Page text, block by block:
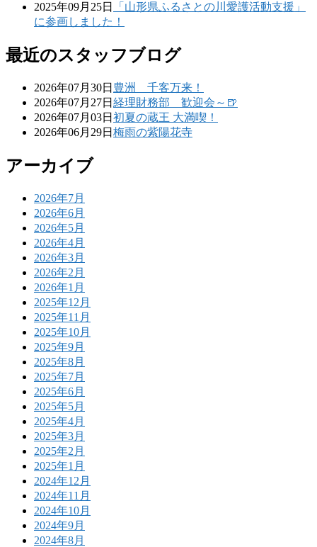
2025年09月25日
「山形県ふるさとの川愛護活動支援」
に参画しました！
最近のスタッフブログ
2026年07月30日 豊洲 千客万来！
2026年07月27日 経理財務部 歓迎会～🍺
2026年07月03日 初夏の蔵王 大満喫！
2026年06月29日 梅雨の紫陽花寺
アーカイブ
2026年7月
2026年6月
2026年5月
2026年4月
2026年3月
2026年2月
2026年1月
2025年12月
2025年11月
2025年10月
2025年9月
2025年8月
2025年7月
2025年6月
2025年5月
2025年4月
2025年3月
2025年2月
2025年1月
2024年12月
2024年11月
2024年10月
2024年9月
2024年8月